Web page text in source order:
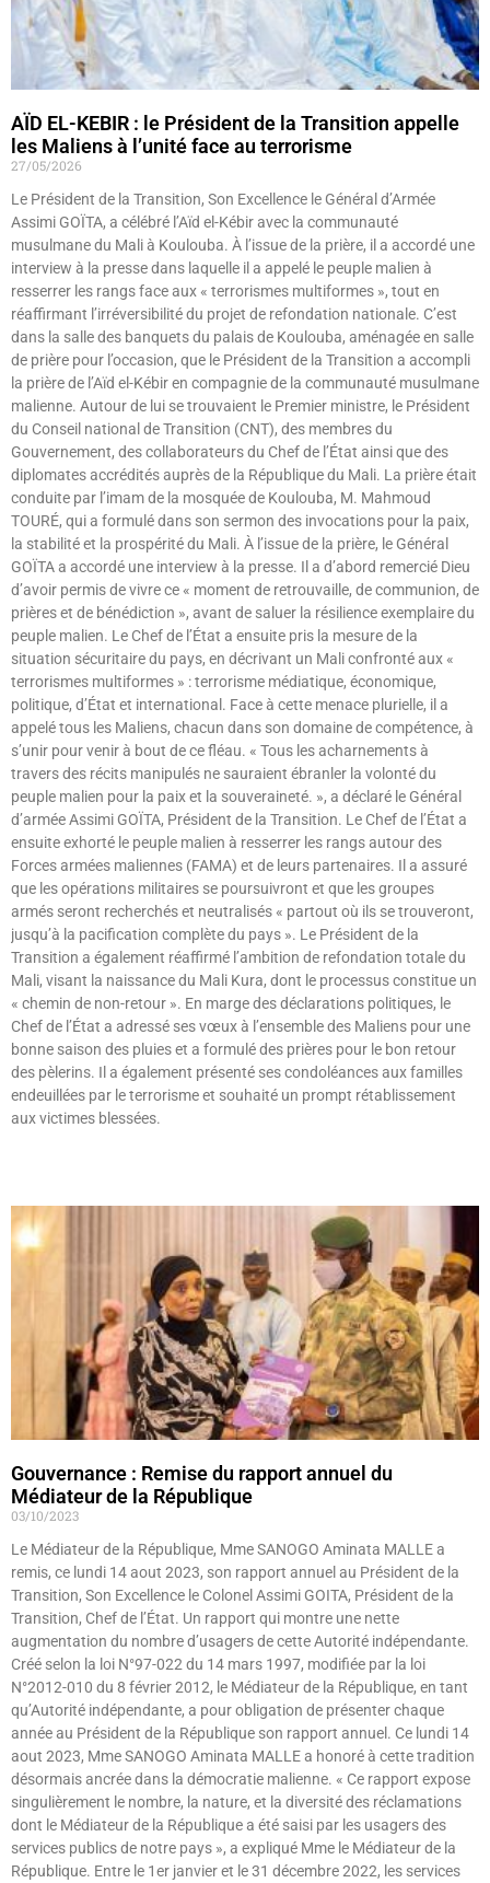
AÏD EL-KEBIR : le Président de la Transition appelle
les Maliens à l’unité face au terrorisme
27/05/2026
Le Président de la Transition, Son Excellence le Général d’Armée
Assimi GOÏTA, a célébré l’Aïd el-Kébir avec la communauté
musulmane du Mali à Koulouba. À l’issue de la prière, il a accordé une
interview à la presse dans laquelle il a appelé le peuple malien à
resserrer les rangs face aux « terrorismes multiformes », tout en
réaffirmant l’irréversibilité du projet de refondation nationale. C’est
dans la salle des banquets du palais de Koulouba, aménagée en salle
de prière pour l’occasion, que le Président de la Transition a accompli
la prière de l’Aïd el-Kébir en compagnie de la communauté musulmane
malienne. Autour de lui se trouvaient le Premier ministre, le Président
du Conseil national de Transition (CNT), des membres du
Gouvernement, des collaborateurs du Chef de l’État ainsi que des
diplomates accrédités auprès de la République du Mali. La prière était
conduite par l’imam de la mosquée de Koulouba, M. Mahmoud
TOURÉ, qui a formulé dans son sermon des invocations pour la paix,
la stabilité et la prospérité du Mali. À l’issue de la prière, le Général
GOÏTA a accordé une interview à la presse. Il a d’abord remercié Dieu
d’avoir permis de vivre ce « moment de retrouvaille, de communion, de
prières et de bénédiction », avant de saluer la résilience exemplaire du
peuple malien. Le Chef de l’État a ensuite pris la mesure de la
situation sécuritaire du pays, en décrivant un Mali confronté aux «
terrorismes multiformes » : terrorisme médiatique, économique,
politique, d’État et international. Face à cette menace plurielle, il a
appelé tous les Maliens, chacun dans son domaine de compétence, à
s’unir pour venir à bout de ce fléau. « Tous les acharnements à
travers des récits manipulés ne sauraient ébranler la volonté du
peuple malien pour la paix et la souveraineté. », a déclaré le Général
d’armée Assimi GOÏTA, Président de la Transition. Le Chef de l’État a
ensuite exhorté le peuple malien à resserrer les rangs autour des
Forces armées maliennes (FAMA) et de leurs partenaires. Il a assuré
que les opérations militaires se poursuivront et que les groupes
armés seront recherchés et neutralisés « partout où ils se trouveront,
jusqu’à la pacification complète du pays ». Le Président de la
Transition a également réaffirmé l’ambition de refondation totale du
Mali, visant la naissance du Mali Kura, dont le processus constitue un
« chemin de non-retour ». En marge des déclarations politiques, le
Chef de l’État a adressé ses vœux à l’ensemble des Maliens pour une
bonne saison des pluies et a formulé des prières pour le bon retour
des pèlerins. Il a également présenté ses condoléances aux familles
endeuillées par le terrorisme et souhaité un prompt rétablissement
aux victimes blessées.
Gouvernance : Remise du rapport annuel du
Médiateur de la République
03/10/2023
Le Médiateur de la République, Mme SANOGO Aminata MALLE a
remis, ce lundi 14 aout 2023, son rapport annuel au Président de la
Transition, Son Excellence le Colonel Assimi GOITA, Président de la
Transition, Chef de l’État. Un rapport qui montre une nette
augmentation du nombre d’usagers de cette Autorité indépendante.
Créé selon la loi N°97-022 du 14 mars 1997, modifiée par la loi
N°2012-010 du 8 février 2012, le Médiateur de la République, en tant
qu’Autorité indépendante, a pour obligation de présenter chaque
année au Président de la République son rapport annuel. Ce lundi 14
aout 2023, Mme SANOGO Aminata MALLE a honoré à cette tradition
désormais ancrée dans la démocratie malienne. « Ce rapport expose
singulièrement le nombre, la nature, et la diversité des réclamations
dont le Médiateur de la République a été saisi par les usagers des
services publics de notre pays », a expliqué Mme le Médiateur de la
République. Entre le 1er janvier et le 31 décembre 2022, les services